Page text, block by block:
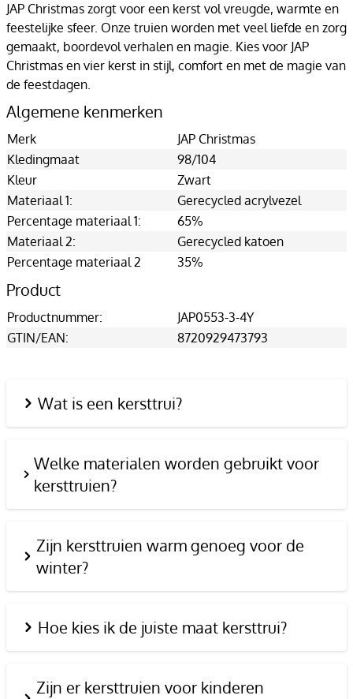
JAP Christmas zorgt voor een kerst vol vreugde, warmte en
feestelijke sfeer. Onze truien worden met veel liefde en zorg
gemaakt, boordevol verhalen en magie. Kies voor JAP
Christmas en vier kerst in stijl, comfort en met de magie van
de feestdagen.
Algemene kenmerken
Merk
JAP Christmas
Kledingmaat
98/104
Kleur
Zwart
Materiaal 1:
Gerecycled acrylvezel
Percentage materiaal 1:
65%
Materiaal 2:
Gerecycled katoen
Percentage materiaal 2
35%
Product
Productnummer:
JAP0553-3-4Y
GTIN/EAN:
8720929473793
Wat is een kersttrui?
Welke materialen worden gebruikt voor
kersttruien?
Zijn kersttruien warm genoeg voor de
winter?
Hoe kies ik de juiste maat kersttrui?
Zijn er kersttruien voor kinderen